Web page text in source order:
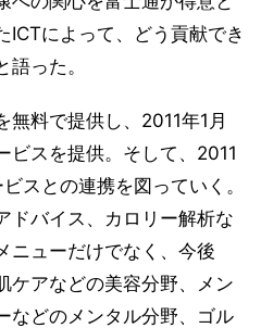
ICTによって、どう貢献でき
った。
料で提供し、2011年1月
ビスを提供。そして、2011
スとの連携を図っていく。
ドバイス、カロリー解析な
ニューだけでなく、今後
ケアなどの美容分野、メン
などのメンタル分野、ゴル